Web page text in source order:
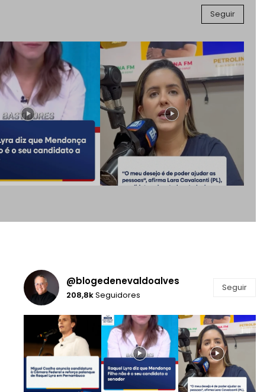
Seguir
@blogedenevaldoalves
208,8kSeguidores
Seguir